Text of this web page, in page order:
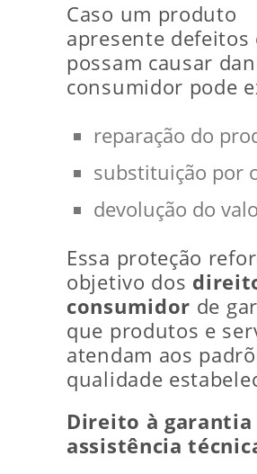
Caso um produto
apresente defeitos
possam causar
consumidor pode
reparação do
substituição por
devolução do
Essa proteção
objetivo dos
consumidor de
que produtos e
atendam aos
qualidade
Direito à garantia
assistência